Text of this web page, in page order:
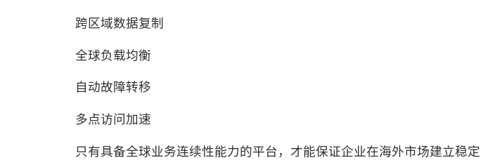
跨区域数据复制
全球负载均衡
自动故障转移
多点访问加速
只有具备全球业务连续性能力的平台，才能保证企业在海外市场建立稳